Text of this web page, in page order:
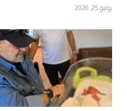
يوليو 25, 2026